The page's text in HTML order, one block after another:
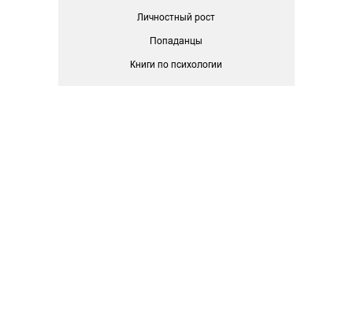
Личностный рост
Попаданцы
Книги по психологии